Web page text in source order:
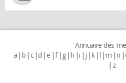
Annuaire des
a b c d e f g h i j k l m n
z